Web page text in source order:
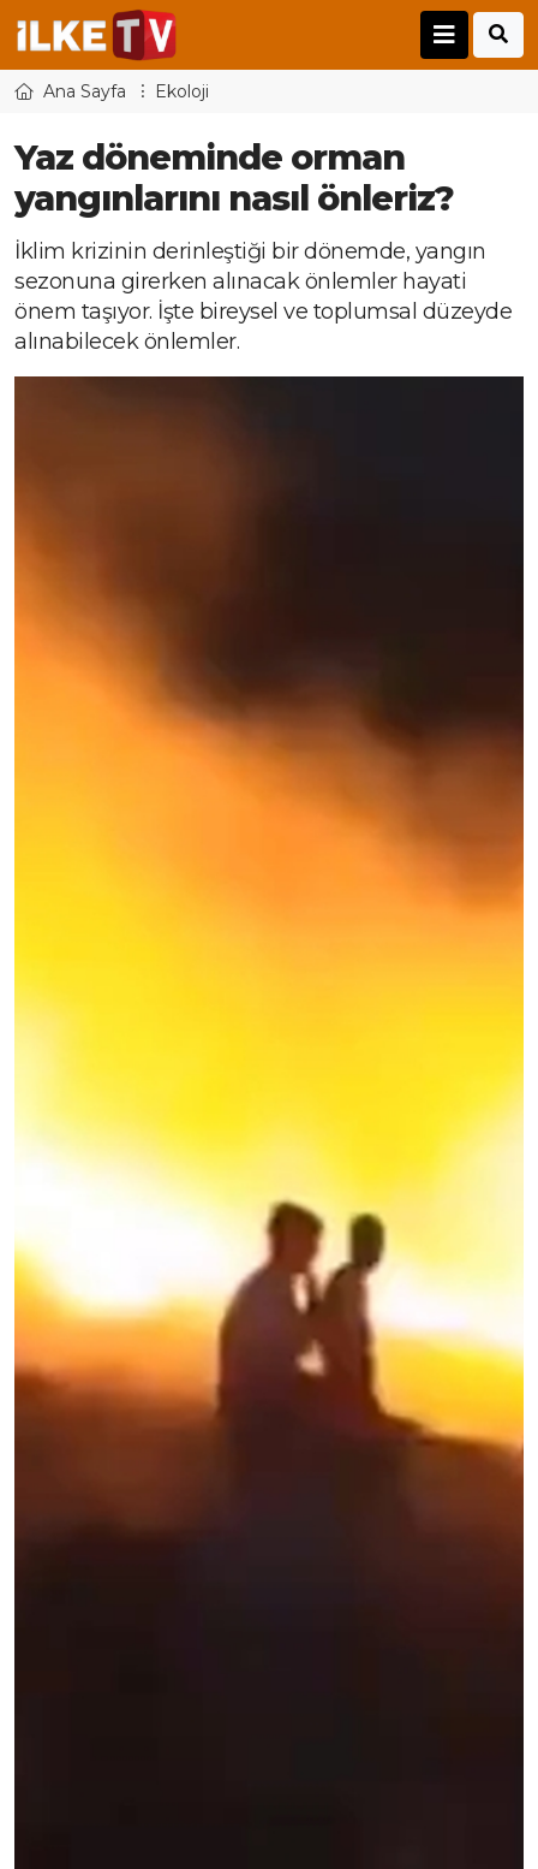
Ana Sayfa Ekoloji
Yaz döneminde orman
yangınlarını nasıl önleriz?
İklim krizinin derinleştiği bir dönemde, yangın
sezonuna girerken alınacak önlemler hayati
önem taşıyor. İşte bireysel ve toplumsal düzeyde
alınabilecek önlemler.